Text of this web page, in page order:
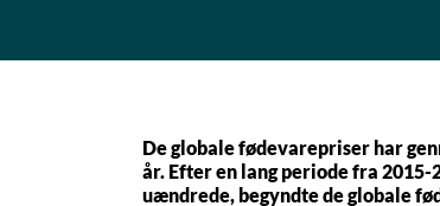
De globale fødevarepriser har
år. Efter en lang periode fra
uændrede, begyndte de globale